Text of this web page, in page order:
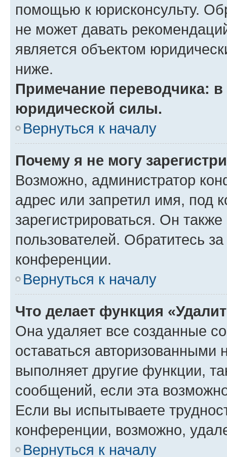
помощью к юрисконсульту.
не может давать
является объектом
ниже.
Примечание переводчика:
юридической силы.
Вернуться к началу
Почему я не могу
Возможно, администратор
адрес или запретил имя, под
зарегистрироваться. Он
пользователей. Обратитесь
конференции.
Вернуться к началу
Что делает функция
Она удаляет все созданные
оставаться авторизованными
выполняет другие функции,
сообщений, если эта
Если вы испытываете
конференции, возможно,
Вернуться к началу